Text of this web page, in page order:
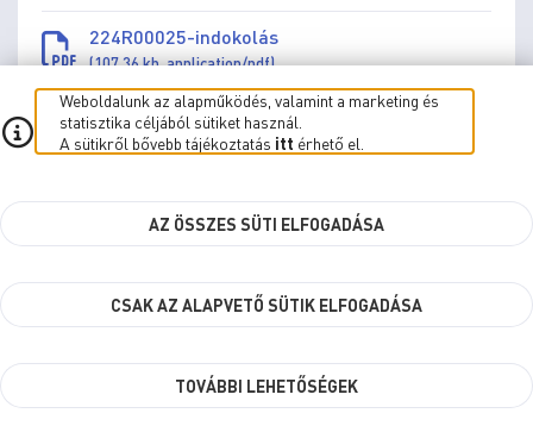
224R00025-indokolás
(107.36 kb, application/pdf)
24/2024. (XII.4.) rendelet
2024.12.04. 15:41
Szombathely Megyei Jogú Város Önkormányzata
rendelete a kéményseprő-ipari közszolgáltatásról
szóló 4/2013.(II.11.) önkormányzati rendelet hatályon
224R00024
224R00024-indokolás
(113 kb, application/pdf)
Weboldalunk az alapműködés, valamint a marketing és
statisztika céljából sütiket használ.
A sütikről bővebb tájékoztatás itt érhető el.
AZ ÖSSZES SÜTI ELFOGADÁSA
CSAK AZ ALAPVETŐ SÜTIK ELFOGADÁSA
TOVÁBBI LEHETŐSÉGEK